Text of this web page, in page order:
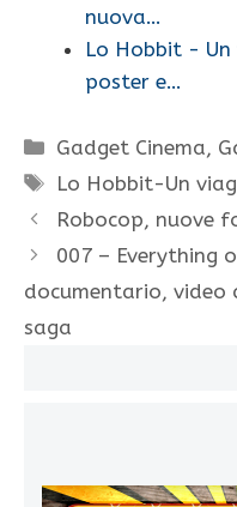
nuova…
Lo Hobbit -
poster e…
Categorie
Gadget Cinema,
Tag
Lo Hobbit-Un
Robocop, nuove
007 – Everything
documentario, video
saga